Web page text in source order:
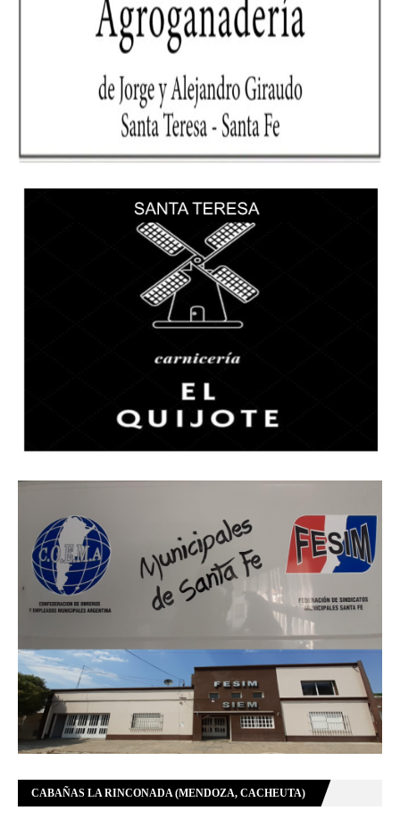
CABAÑAS LA RINCONADA (MENDOZA, CACHEUTA)